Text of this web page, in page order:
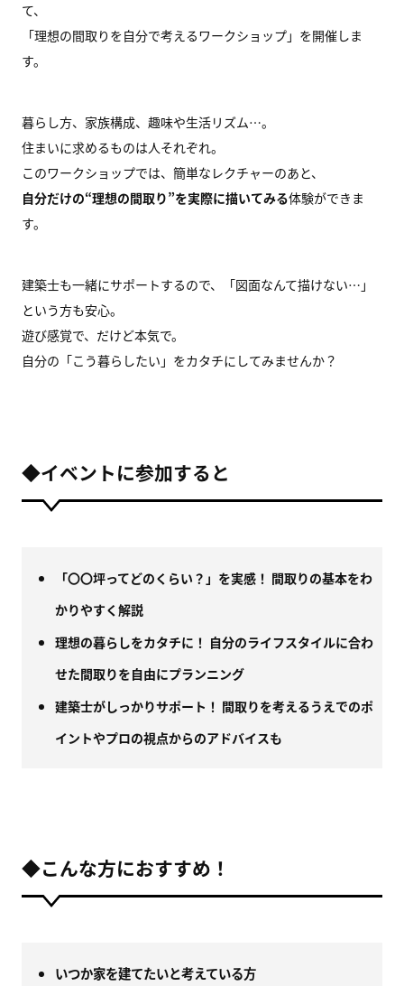
て、
「理想の間取りを自分で考えるワークショップ」を開催しま
す。
暮らし方、家族構成、趣味や生活リズム…。
住まいに求めるものは人それぞれ。
このワークショップでは、簡単なレクチャーのあと、
自分だけの“理想の間取り”を実際に描いてみる体験ができま
す。
建築士も一緒にサポートするので、「図面なんて描けない…」
という方も安心。
遊び感覚で、だけど本気で。
自分の「こう暮らしたい」をカタチにしてみませんか？
◆イベントに参加すると
「〇〇坪ってどのくらい？」を実感！ 間取りの基本をわ
かりやすく解説
理想の暮らしをカタチに！ 自分のライフスタイルに合わ
せた間取りを自由にプランニング
建築士がしっかりサポート！ 間取りを考えるうえでのポ
イントやプロの視点からのアドバイスも
◆こんな方におすすめ！
いつか家を建てたいと考えている方